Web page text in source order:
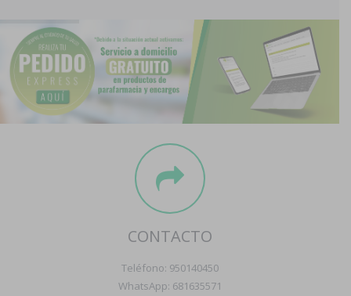
Pedidos express
Blog
Contacto
Boletín
CONTACTO
Teléfono: 950140450
WhatsApp: 681635571